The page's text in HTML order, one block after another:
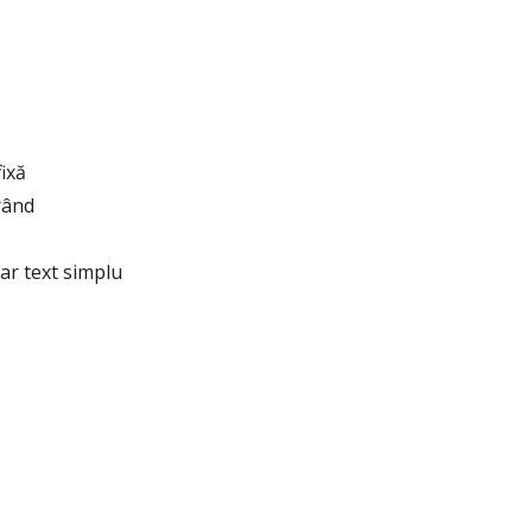
text simplu